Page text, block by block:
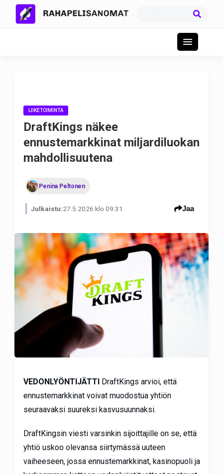
LIIKETOIMINTA
DraftKings näkee
ennustemarkkinat miljardiluokan
mahdollisuutena
Penina Peltonen
Julkaistu:27.5.2026 klo 09:31 Jaa
VEDONLYÖNTIJÄTTI
DraftKings arvioi, että
ennustemarkkinat voivat muodostua yhtiön
seuraavaksi suureksi kasvusuunnaksi.
DraftKingsin viesti varsinkin sijoittajille on se, että
yhtiö uskoo olevansa siirtymässä uuteen
vaiheeseen, jossa ennustemarkkinat, kasinopuoli ja